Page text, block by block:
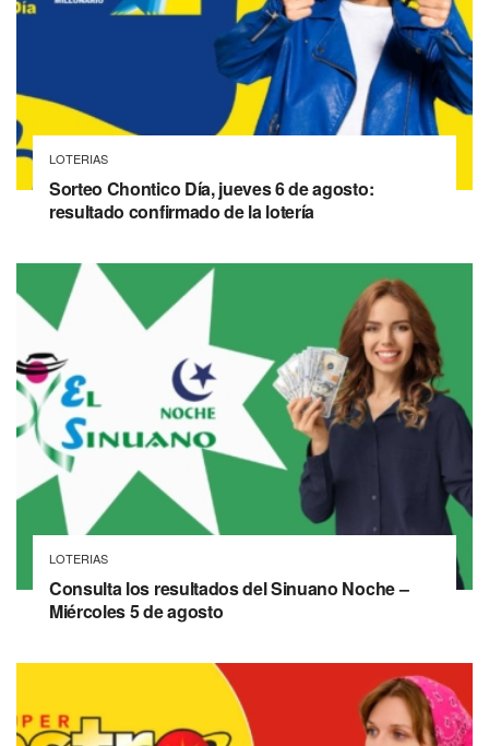
LOTERIAS
Sorteo Chontico Día, jueves 6 de agosto:
resultado confirmado de la lotería
LOTERIAS
Consulta los resultados del Sinuano Noche –
Miércoles 5 de agosto